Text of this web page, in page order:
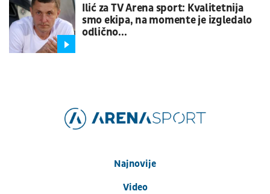
Ilić za TV Arena sport: Kvalitetnija
smo ekipa, na momente je izgledalo
odlično...
Najnovije
Video